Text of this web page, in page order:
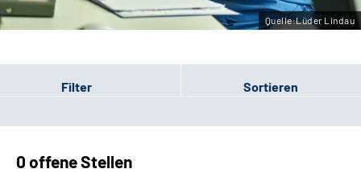
Gebärdensprache
Quelle:Lüder Lindau
Filter Sortieren
0 offene Stellen